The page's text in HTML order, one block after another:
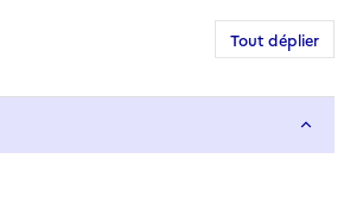
Tout déplier